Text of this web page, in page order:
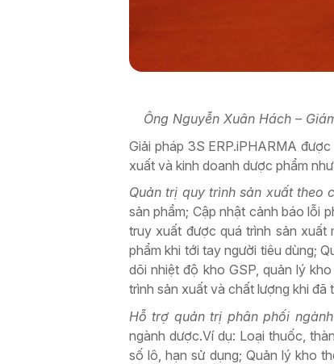
Ông Nguyễn Xuân Hách –
Giải pháp 3S ERP.iPHARMA
xuất và kinh doanh dược phẩm
Quản trị quy trình sản xuất theo
sản phẩm; Cập nhật cảnh báo lỗi
truy xuất được quá trình sản xuất
phẩm khi tới tay người tiêu dùng;
dõi nhiệt độ kho GSP, quản lý
trình sản xuất và chất lượng khi đã
Hỗ trợ quản trị phân phối
ngành dược.Ví dụ: Loại thuốc,
số lô, hạn sử dụng; Quản lý kho